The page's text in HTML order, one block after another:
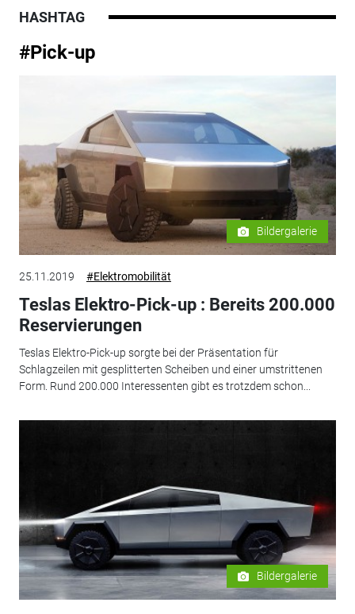
HASHTAG
#Pick-up
Bildergalerie
25.11.2019 #Elektromobilität
Teslas Elektro-Pick-up : Bereits 200.000
Reservierungen
Teslas Elektro-Pick-up sorgte bei der Präsentation für
Schlagzeilen mit gesplitterten Scheiben und einer umstrittenen
Form. Rund 200.000 Interessenten gibt es trotzdem schon...
Bildergalerie